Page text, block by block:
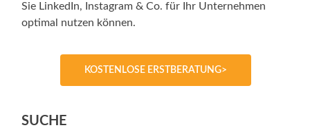
Sie LinkedIn, Instagram & Co. für Ihr Unternehmen
optimal nutzen können.
KOSTENLOSE ERSTBERATUNG>
SUCHE